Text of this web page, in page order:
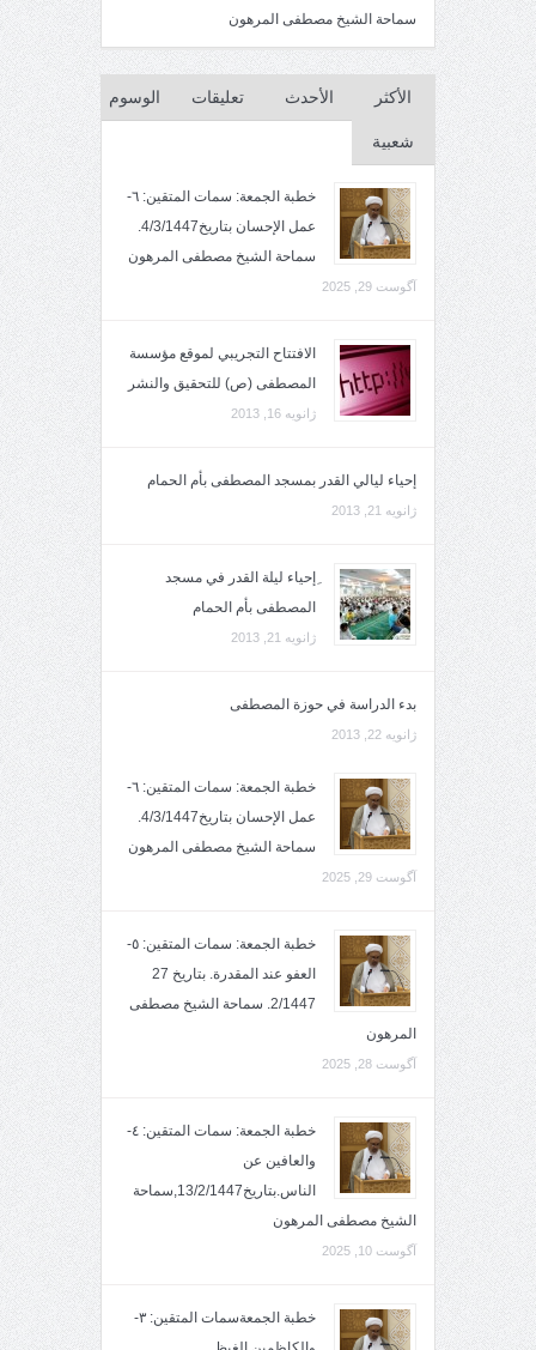
سماحة الشيخ مصطفى المرهون
الأكثر
شعبية
الأحدث تعليقات الوسوم
خطبة الجمعة: سمات المتقين: ٦-
عمل الإحسان بتاريخ4/3/1447.
سماحة الشيخ مصطفى المرهون
آگوست 29, 2025
الافتتاح التجريبي لموقع مؤسسة
المصطفى (ص) للتحقيق والنشر
ژانویه 16, 2013
إحياء ليالي القدر بمسجد المصطفى بأم الحمام
ژانویه 21, 2013
ِإحياء ليلة القدر في مسجد
المصطفى بأم الحمام
ژانویه 21, 2013
بدء الدراسة في حوزة المصطفى
ژانویه 22, 2013
خطبة الجمعة: سمات المتقين: ٦-
عمل الإحسان بتاريخ4/3/1447.
سماحة الشيخ مصطفى المرهون
آگوست 29, 2025
خطبة الجمعة: سمات المتقين: ٥-
العفو عند المقدرة. بتاريخ 27
2/1447. سماحة الشيخ مصطفى
المرهون
آگوست 28, 2025
خطبة الجمعة: سمات المتقين: ٤-
والعافين عن
الناس.بتاريخ13/2/1447,سماحة
الشيخ مصطفى المرهون
آگوست 10, 2025
خطبة الجمعةسمات المتقين: ٣-